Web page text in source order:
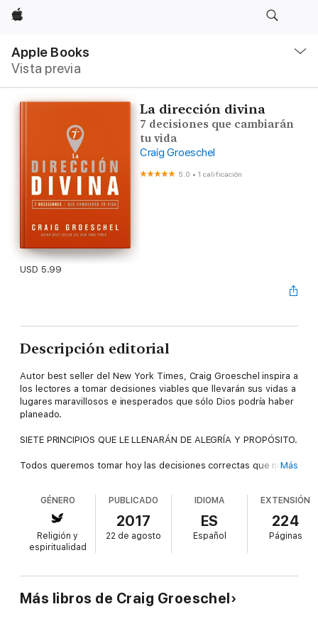
Apple
Apple Books
Vista previa
local
Abrir
La dirección divina
7 decisiones que cambiarán
tu vida
Craig Groeschel
5.0 •1 calificación
USD 5.99
Descripción editorial
Autor best seller del New York Times, Craig Groeschel inspira a
los lectores a tomar decisiones viables que llevarán sus vidas a
lugares maravillosos e inesperados que sólo Dios podría haber
planeado.
SIETE PRINCIPIOS QUE LE LLENARÁN DE ALEGRÍA Y PROPÓSITO.
Todos queremos tomar hoy las decisiones correctas que nos
culpabilidad, se sienten impotentes acerca de la dirección hacia
la que se dirigen sus vidas, o simplemente están demasiado
distraídos.
PUEDE APROVECHAR EL PODER DE SUS DECISIONES.
de siete principios para que pueda empezar hoy a tomar
decisiones de acuerdo a la voluntad de Dios teniendo en mente
Más
GÉNERO
Religión y
espiritualidad
PUBLICADO
2017
22 de agosto
IDIOMA
ES
Español
EXTENSIÓN
224
Páginas
Más libros de Craig Groeschel